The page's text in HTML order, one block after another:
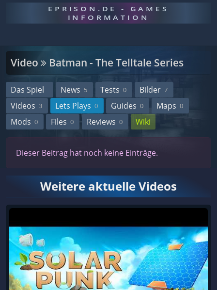
EPRISON.DE - GAMES
INFORMATION
Video Batman - The Telltale Series
Das Spiel News 5 Tests 0 Bilder 7
Videos 3 Lets Plays 0 Guides 0 Maps 0
Mods 0 Files 0 Reviews 0 Wiki
Dieser Beitrag hat noch keine Einträge.
Weitere aktuelle Videos